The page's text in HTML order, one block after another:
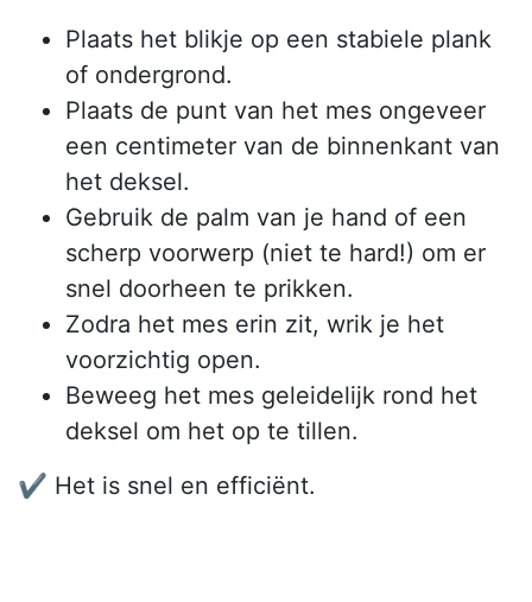
Plaats het blikje op een stabiele plank
of ondergrond.
Plaats de punt van het mes ongeveer
een centimeter van de binnenkant van
het deksel.
Gebruik de palm van je hand of een
scherp voorwerp (niet te hard!) om er
snel doorheen te prikken.
Zodra het mes erin zit, wrik je het
voorzichtig open.
Beweeg het mes geleidelijk rond het
deksel om het op te tillen.
✔️ Het is snel en efficiënt.